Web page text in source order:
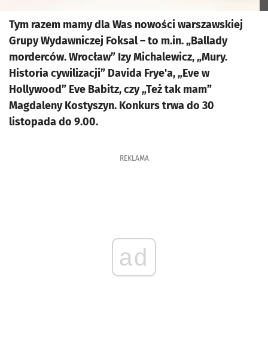
Tym razem mamy dla Was nowości warszawskiej
Grupy Wydawniczej Foksal – to m.in. „Ballady
morderców. Wrocław” Izy Michalewicz, „Mury.
Historia cywilizacji” Davida Frye'a, „Eve w
Hollywood” Eve Babitz, czy „Też tak mam”
Magdaleny Kostyszyn. Konkurs trwa do 30
listopada do 9.00.
REKLAMA
ad